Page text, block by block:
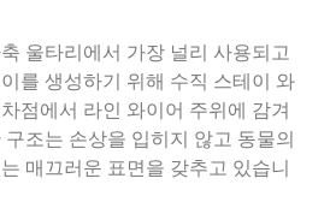
울타리에서 가장 널리 사용되고
를 생성하기 위해 수직 스테이 와
점에서 라인 와이어 주위에 감겨
조는 손상을 입히지 않고 동물의
매끄러운 표면을 갖추고 있습니